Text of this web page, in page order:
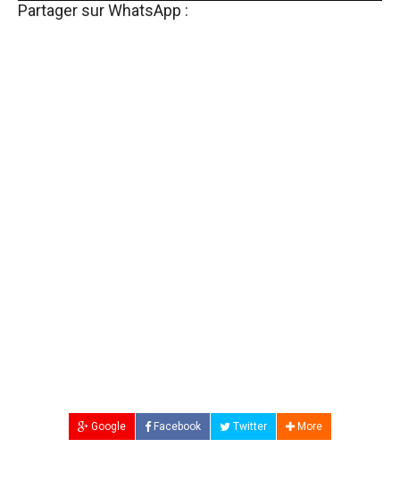
Partager sur WhatsApp :
Google Facebook Twitter More